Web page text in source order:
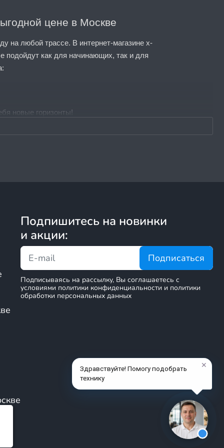
цене в Москве
на любой трассе. В интернет-магазине x-
подойдут как для начинающих, так и для
новые горизонты!
гонщиков, готовых к
для управления в сложных
Подпишитесь на новинки
и акции:
Подписаться
Подписываясь на рассылку, Вы соглашаетесь c
условиями политики конфиденциальности и политики
обработки персональных данных